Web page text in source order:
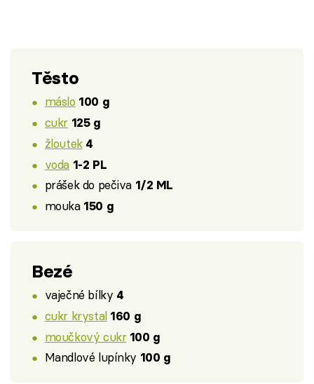
Těsto
máslo 100 g
cukr 125 g
žloutek 4
voda 1-2 PL
prášek do pečiva 1/2 ML
mouka 150 g
Bezé
vaječné bílky 4
cukr krystal 160 g
moučkový cukr 100 g
Mandlové lupínky 100 g